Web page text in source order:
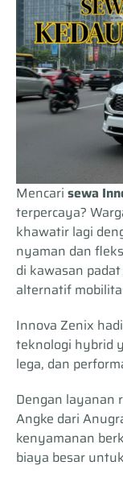
Mencari sewa
terpercaya?
khawatir lagi
nyaman dan
di kawasan
alternatif
Innova Zenix
teknologi hybrid
lega, dan
Dengan layanan
Angke dari
kenyamanan
biaya besar